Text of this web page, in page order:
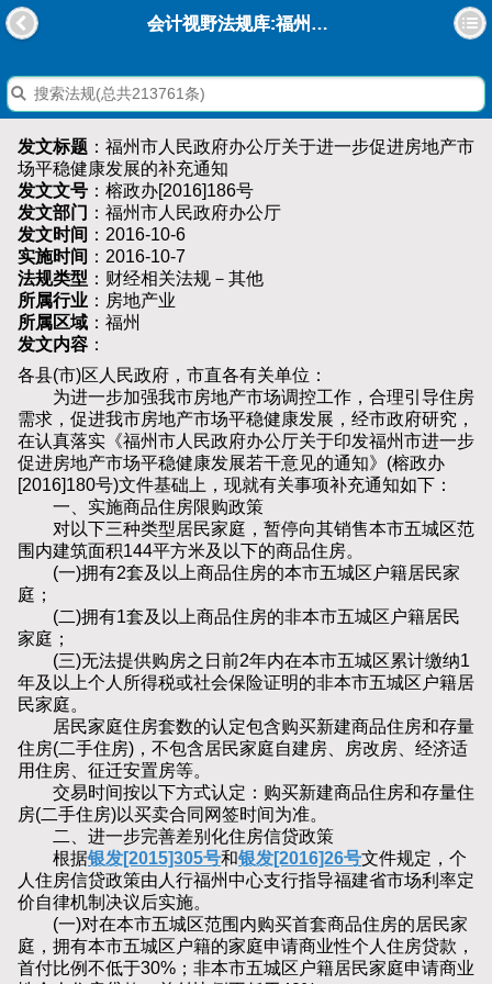
会计视野法规库:福州市人民政府办公厅关于进一步促进房地产市场平稳健康发展的补充通知
发文标题 ：福州市人民政府办公厅关于进一步促进房地产市
场平稳健康发展的补充通知
发文文号 ：榕政办[2016]186号
发文部门 ：福州市人民政府办公厅
发文时间 ：2016-10-6
实施时间 ：2016-10-7
法规类型 ：财经相关法规－其他
所属行业 ：房地产业
所属区域 ：福州
发文内容 ：
各县(市)区人民政府，市直各有关单位：
为进一步加强我市房地产市场调控工作，合理引导住房
需求，促进我市房地产市场平稳健康发展，经市政府研究，
在认真落实《福州市人民政府办公厅关于印发福州市进一步
促进房地产市场平稳健康发展若干意见的通知》(榕政办
[2016]180号)文件基础上，现就有关事项补充通知如下：
一、实施商品住房限购政策
对以下三种类型居民家庭，暂停向其销售本市五城区范
围内建筑面积144平方米及以下的商品住房。
(一)拥有2套及以上商品住房的本市五城区户籍居民家
庭；
(二)拥有1套及以上商品住房的非本市五城区户籍居民
家庭；
(三)无法提供购房之日前2年内在本市五城区累计缴纳1
年及以上个人所得税或社会保险证明的非本市五城区户籍居
民家庭。
居民家庭住房套数的认定包含购买新建商品住房和存量
住房(二手住房)，不包含居民家庭自建房、房改房、经济适
用住房、征迁安置房等。
交易时间按以下方式认定：购买新建商品住房和存量住
房(二手住房)以买卖合同网签时间为准。
二、进一步完善差别化住房信贷政策
根据银发[2015]305号和银发[2016]26号文件规定，个
人住房信贷政策由人行福州中心支行指导福建省市场利率定
价自律机制决议后实施。
(一)对在本市五城区范围内购买首套商品住房的居民家
庭，拥有本市五城区户籍的家庭申请商业性个人住房贷款，
首付比例不低于30%；非本市五城区户籍居民家庭申请商业